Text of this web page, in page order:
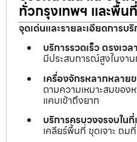
ทั่วกรุงเทพฯ และพื้น
จุดเด่นและรายละเอียดการบริ
บริการรวดเร็ว ตรงเวล
มีประสบการณ์สูงในงา
เครื่องจักรหลากหลาย
ตามความเหมาะสมขอ
แคบเข้าถึงยาก
บริการครบวงจรจบในที่
เคลียร์พื้นที่ ขุดเจาะ ถ